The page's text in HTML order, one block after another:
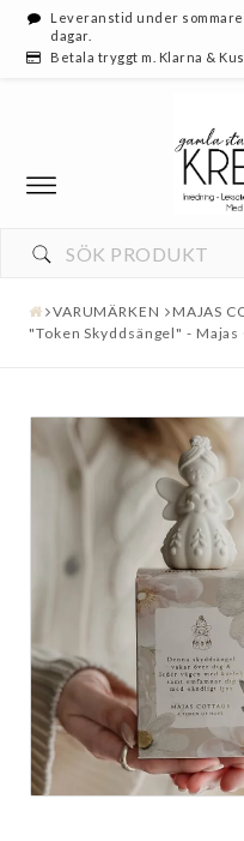
Leveranstid under
dagar.
Betala tryggt m. Klarna &
VARUMÄRKEN MAJAS
"Token Skyddsängel" - Majas